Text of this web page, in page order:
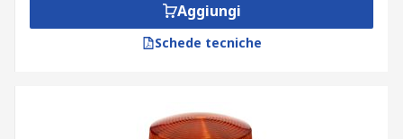
Aggiungi
Schede tecniche